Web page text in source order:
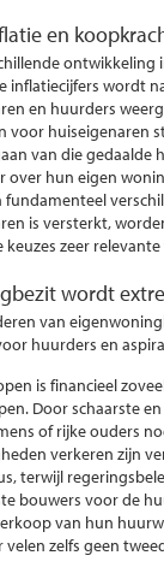
en
inflatiecijfers wordt
en huurders
voor huiseigenaren
van die gedaalde
over hun eigen
fundamenteel
is versterkt,
keuzes zeer
wordt
van
huurders en
is financieel
Door schaarste
of rijke ouders
verkeren zijn
terwijl
bouwers voor de
van hun
zelfs geen